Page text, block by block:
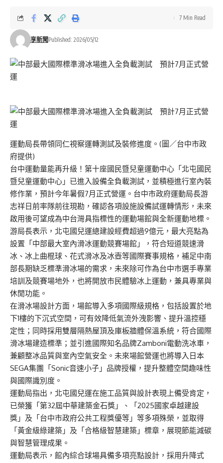
享新聞 Published: 2026/05/12
7 Min Read
運動局長帶領同仁視察運轉測試及裝修進度。(圖／台中市政
府提供)
台中運動量能再升級！第十座國民暨兒童運動中心「北屯國民
暨兒童運動中心」已進入設備全負載測試，並積極進行室內裝
修作業，預計今年暑假7月正式營運。台中市政府運動局長游
志祥日前率隊前往現勘，確認各項設施設備試運轉情形，未來
啟用後可望成為中台灣具指標性的運動場館與全新運動地標。
游局長表示，北屯國兒運總建設經費超過9億元，最大亮點為
設置「中部最大室內滑冰運動競賽場館」，符合短道競速滑
冰、冰上曲棍球、花式滑冰及冰壺等國際賽事規格，補足中南
部長期缺乏標準滑冰場的需求，未來除可作為台中市選手專業
培訓及競賽場地外，也將開放市民體驗冰上運動，兼具專業與
休閒功能。
在滑冰場設計方面，場館導入多項國際級規格，包括設置於地
下1樓的下沉式空間，可有效降低氣流外洩影響、提升溫控穩
定性；同時採用雙層隔熱屋頂及庫板牆體保溫系統，符合國際
滑冰場建造標準；並引進國際知名品牌Zamboni電動洗冰車，
兼顧整冰品質與室內空氣安全。未來場館營運也將導入日本
SEGA集團「Sonic音速小子」品牌授權，提升整體空間趣味性
與國際識別度。
運動局指出，北屯國兒運在施工品質與設計表現上備受肯定，
已榮獲「第32屆中華建築金石獎」、「2025國家卓越建設
獎」及「台中市政府公共工程獎優等」等多項殊榮，並取得
「黃金級綠建築」及「合格級智慧建築」標章，展現節能減碳
與智慧管理成果。
運動局表示，館內綜合球場具備多項亮點設計，採用升降式